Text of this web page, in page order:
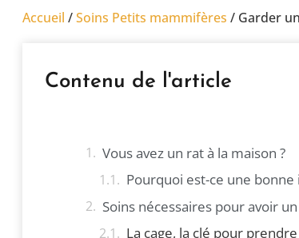
Accueil /Soins Petits mammifères / Garder
Contenu de l'article
Vous avez un rat à la maison ?
Pourquoi est-ce une
Soins nécessaires pour avoir
La cage, la clé pour